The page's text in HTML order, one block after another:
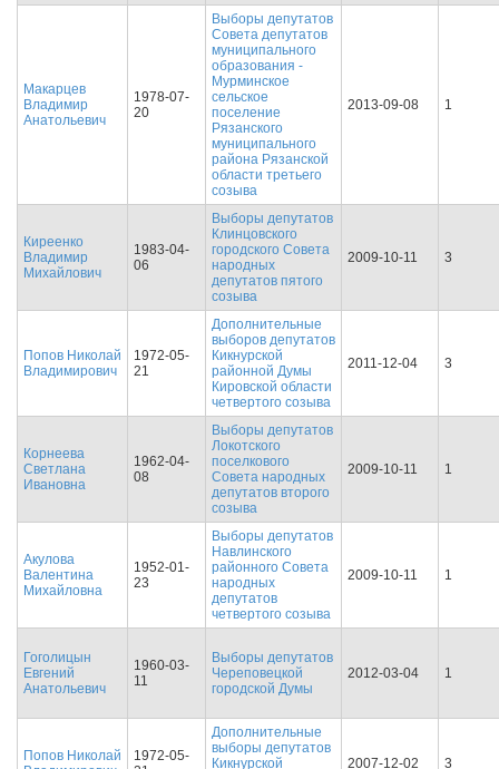
Макарцев
Владимир
Анатольевич
1978-07-
20
Выборы депутатов
Совета депутатов
муниципального
образования -
Мурминское
сельское
поселение
Рязанского
муниципального
района Рязанской
области третьего
созыва
2013-09-08 1
Киреенко
Владимир
Михайлович
1983-04-
06
Выборы депутатов
Клинцовского
городского Совета
народных
депутатов пятого
созыва
2009-10-11 3
Попов Николай
Владимирович
1972-05-
21
Дополнительные
выборов депутатов
Кикнурской
районной Думы
Кировской области
четвертого созыва
2011-12-04 3
Корнеева
Светлана
Ивановна
1962-04-
08
Выборы депутатов
Локотского
поселкового
Совета народных
депутатов второго
созыва
2009-10-11 1
Акулова
Валентина
Михайловна
1952-01-
23
Выборы депутатов
Навлинского
районного Совета
народных
депутатов
четвертого созыва
2009-10-11 1
Гоголицын
Евгений
Анатольевич
1960-03-
11
Выборы депутатов
Череповецкой
городской Думы
2012-03-04 1
Попов Николай
1972-05-
Дополнительные
выборы депутатов
Кикнурской
2007-12-02 3